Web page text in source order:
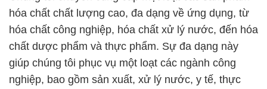
nghiệp, bao gồm sản xuất, xử lý nước, y tế, thực
phẩm và nhiều lĩnh vực khác.
Chất lượng luôn là ưu tiên hàng đầu của chúng tôi.
Công ty Hóa Chất Đắc Trường Phát không chỉ đảm
bảo cung cấp các sản phẩm đạt chuẩn cao nhất, mà